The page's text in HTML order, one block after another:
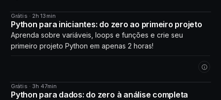
CURSO
Grátis · 2h 13min
Python para iniciantes: do zero ao primeiro projeto
Aprenda sobre variáveis, loops e funções e crie seu
primeiro projeto Python em apenas 2 horas!
CURSO
Grátis · 3h 47min
Python para dados: do zero à análise completa